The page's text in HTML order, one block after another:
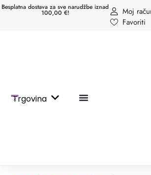
Besplatna dostava za sve narudžbe iznad
100,00 €!
Moj
Favoriti
Trgovina